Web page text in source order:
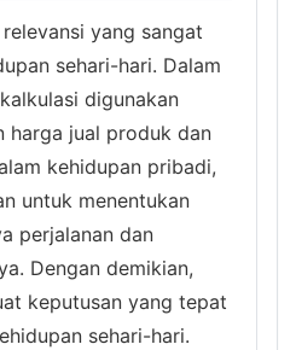
yang sangat
sehari-hari. Dalam
digunakan
harga jual produk dan
kehidupan pribadi,
untuk menentukan
perjalanan dan
Dengan demikian,
keputusan yang tepat
sehari-hari.